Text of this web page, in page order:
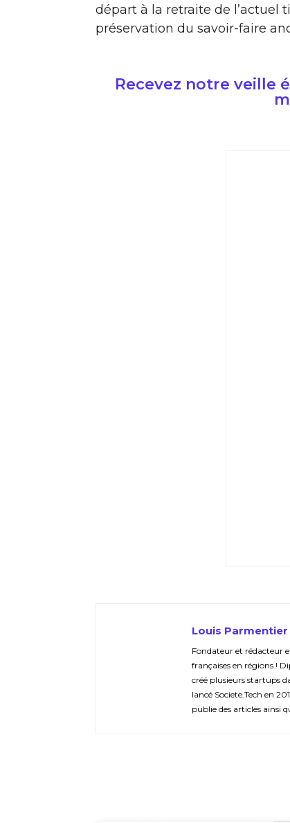
départ à la retraite de l’actuel
préservation du savoir-faire
Recevez notre veille
Louis Parmentier
Fondateur et rédacteur
françaises en régions !
créé plusieurs startups
lancé Societe.Tech en
publie des articles ainsi